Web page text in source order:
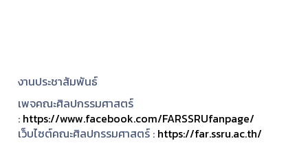
งานประชาสัมพันธ์
เพจคณะศิลปกรรมศาสตร์
: https://www.facebook.com/FARSSRUfanpage/
เว็บไซต์คณะศิลปกรรมศาสตร์ : https://far.ssru.ac.th/